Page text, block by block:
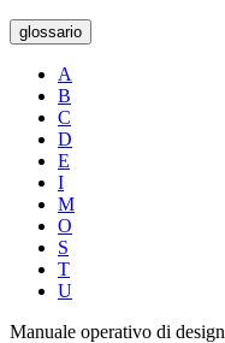
glossario
A
B
C
D
E
I
M
O
S
T
U
Manuale operativo di design